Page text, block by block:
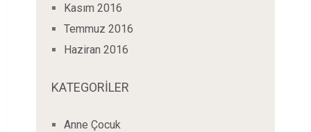
Kasım 2016
Temmuz 2016
Haziran 2016
KATEGORILER
Anne Çocuk